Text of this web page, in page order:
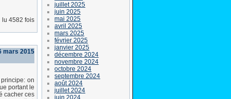
lu 4582 fois
mars 2015
on
portant le
cacher ces
juillet 2025
juin 2025
mai 2025
avril 2025
mars 2025
février 2025
janvier 2025
décembre 2024
novembre 2024
octobre 2024
septembre 2024
août 2024
juillet 2024
juin 2024